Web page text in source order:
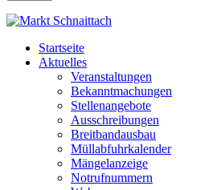
Startseite
Aktuelles
Veranstaltungen
Bekanntmachungen
Stellenangebote
Ausschreibungen
Breitbandausbau
Müllabfuhrkalender
Mängelanzeige
Notrufnummern